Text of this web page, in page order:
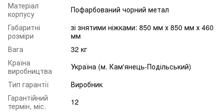
Матеріал
корпусу
Пофарбований чорний метал
Габаритні
розміри
зі знятими ніжками: 850 мм х 850 мм х 460
мм
Вага
32 кг
Країна
виробництва
Україна (м. Кам'янець-Подільський)
Тип гарантії
Виробник
Гарантійний
термін, міс.
12